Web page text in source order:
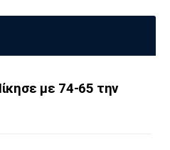
με 74-65 την